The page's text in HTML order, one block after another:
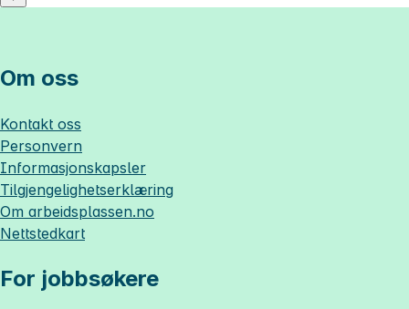
Om oss
Kontakt oss
Personvern
Informasjonskapsler
Tilgjengelighetserklæring
Om arbeidsplassen.no
Nettstedkart
For jobbsøkere